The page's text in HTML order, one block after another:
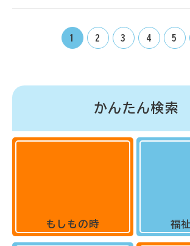
1 2 3 4 5
かんたん検索
もしもの時 福